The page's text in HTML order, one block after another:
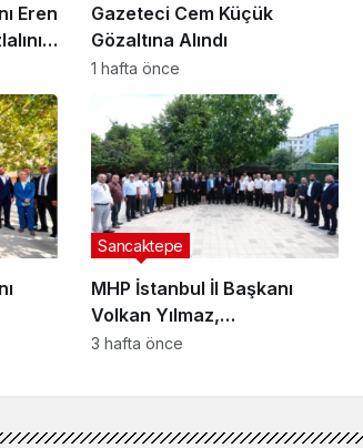
Eren
Gazeteci Cem Küçük
Gözaltına Alındı
1 hafta önce
MHP İstanbul İl Başkanı
Volkan Yılmaz,
Sancaktepe’de Muhtarlarla
Sancaktepe
3 hafta önce